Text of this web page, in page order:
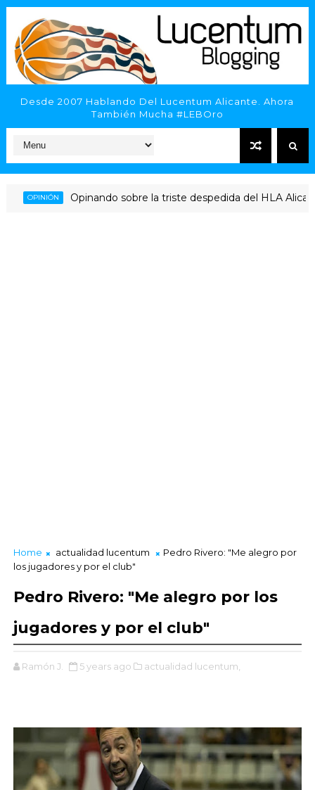
Desde 2007 Hablando Del Lucentum Alicante. Ahora
También Mucha #LEBOro
Opinando sobre la triste despedida del HLA Alicante a
Home actualidad lucentum
Pedro Rivero: "Me alegro por
los jugadores y por el club"
Pedro Rivero: "Me alegro por los
jugadores y por el club"
Ramón J. 5 years ago actualidad lucentum,